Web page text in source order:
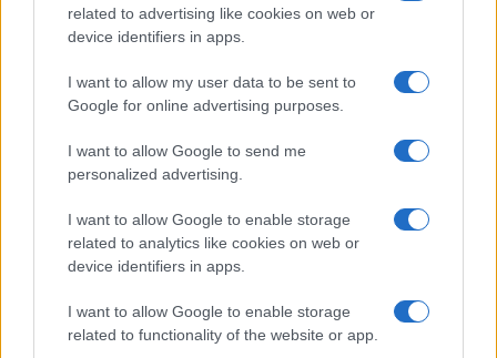
related to advertising like cookies on web or
device identifiers in apps.
I want to allow my user data to be sent to
Google for online advertising purposes.
I want to allow Google to send me
personalized advertising.
I want to allow Google to enable storage
related to analytics like cookies on web or
device identifiers in apps.
I want to allow Google to enable storage
related to functionality of the website or app.
NEWS
CSI Bergamo: Tra Corsi, Eventi e Protezione dei Dati